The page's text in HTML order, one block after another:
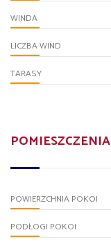
WINDA
LICZBA WIND
TARASY
POMIESZCZENIA
POWIERZCHNIA POKOI
PODŁOGI POKOI